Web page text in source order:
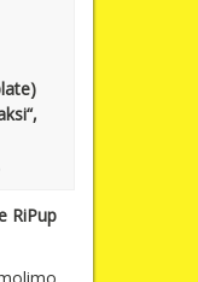
RiPup